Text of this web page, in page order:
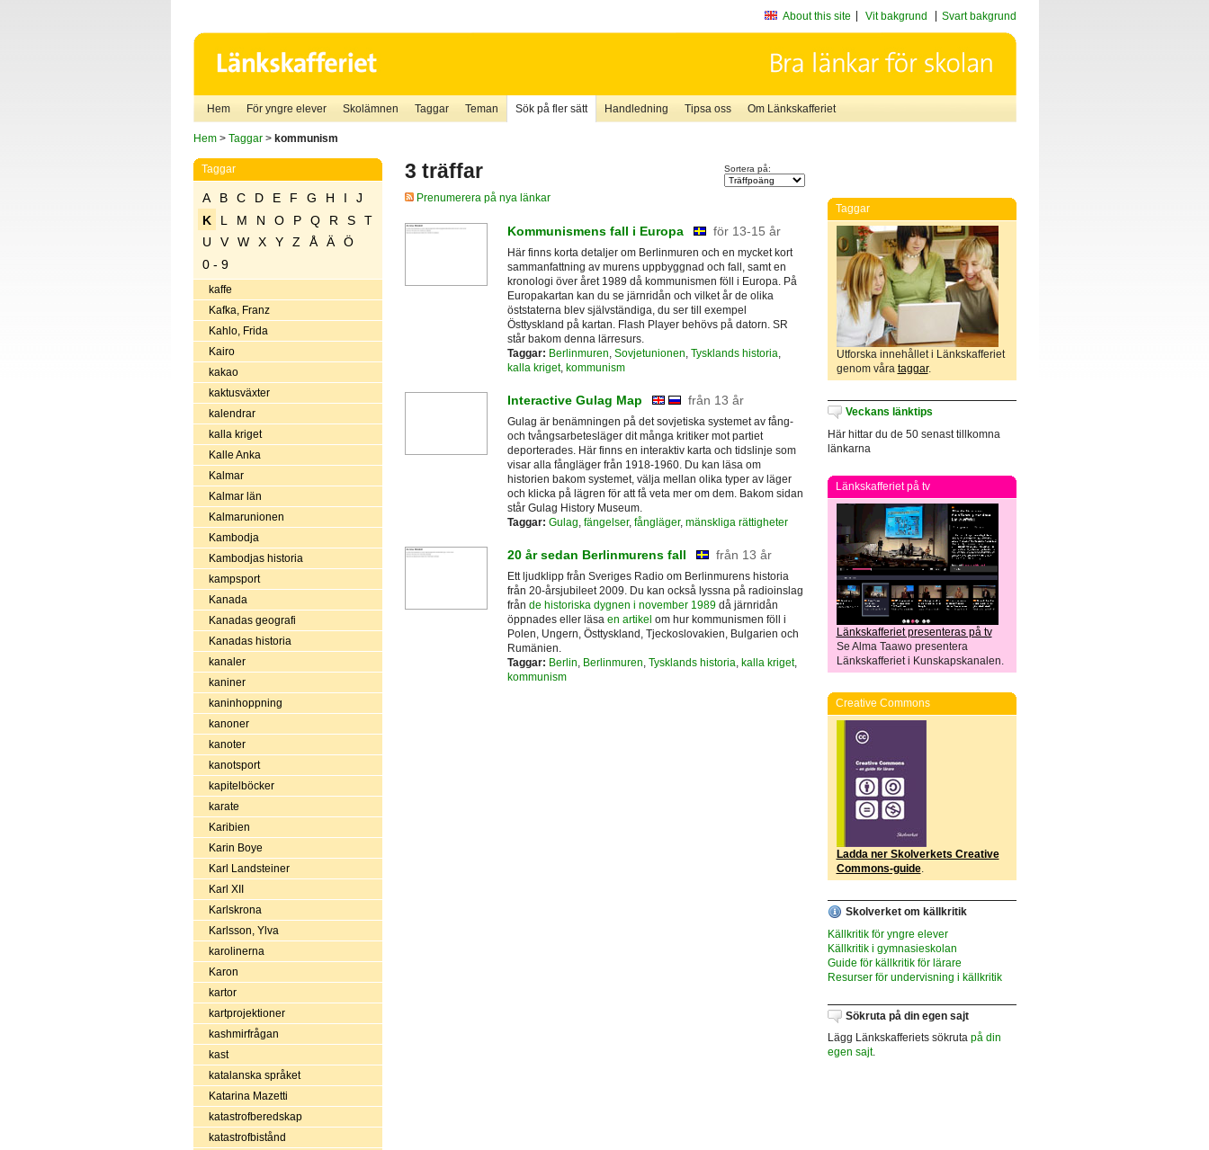
About this site Vit bakgrund Svart bakgrund
Hem För yngre elever Skolämnen Taggar Teman Sök på fler sätt Handledning Tipsa oss Om Länkskafferiet
Hem> Taggar> kommunism
Taggar
A B C D E F G H I
J
K
L M N O P Q R S
T
U
V W X Y Z Å Ä
Ö
0 - 9
kaffe
Kafka, Franz
Kahlo, Frida
Kairo
kakao
kaktusväxter
kalendrar
kalla kriget
Kalle Anka
Kalmar
Kalmar län
Kalmarunionen
Kambodja
Kambodjas historia
kampsport
Kanada
Kanadas geografi
Kanadas historia
kanaler
kaniner
kaninhoppning
kanoner
kanoter
kanotsport
kapitelböcker
karate
Karibien
Karin Boye
Karl Landsteiner
Karl XII
Karlskrona
Karlsson, Ylva
karolinerna
Karon
kartor
kartprojektioner
kashmirfrågan
kast
katalanska språket
Katarina Mazetti
katastrofberedskap
katastrofbistånd
3 träffar Sortera på:
Prenumerera på nya länkar
Kommunismens fall i Europa för 13-15 år
Här finns korta detaljer om Berlinmuren och en mycket kort
sammanfattning av murens uppbyggnad och fall, samt en
kronologi över året 1989 då kommunismen föll i Europa. På
Europakartan kan du se järnridån och vilket år de olika
öststaterna blev självständiga, du ser till exempel
Östtyskland på kartan. Flash Player behövs på datorn. SR
står bakom denna lärresurs.
Taggar: Berlinmuren Sovjetunionen Tysklands historia
kalla kriget, kommunism
Interactive Gulag Map från 13 år
Gulag är benämningen på det sovjetiska systemet av fång-
och tvångsarbetesläger dit många kritiker mot partiet
deporterades. Här finns en interaktiv karta och tidslinje som
visar alla fångläger från 1918-1960. Du kan läsa om
historien bakom systemet, välja mellan olika typer av läger
och klicka på lägren för att få veta mer om dem. Bakom sidan
står Gulag History Museum.
Taggar: Gulag, fängelser, fångläger, mänskliga rättigheter
20 år sedan Berlinmurens fall från 13 år
Ett ljudklipp från Sveriges Radio om Berlinmurens historia
från 20-årsjubileet 2009. Du kan också lyssna på radioinslag
från de historiska dygnen i november 1989då järnridån
öppnades eller läsa en artikel om hur kommunismen föll i
Polen, Ungern, Östtyskland, Tjeckoslovakien, Bulgarien och
Rumänien.
Taggar: Berlin, Berlinmuren, Tysklands historia, kalla kriget,
kommunism
Taggar
Utforska innehållet i Länkskafferiet
genom våra taggar.
Veckans länktips
Här hittar du de 50 senast tillkomna
länkarna
Länkskafferiet på tv
Länkskafferiet presenteras på tv
Se Alma Taawo presentera
Länkskafferiet i Kunskapskanalen.
Creative Commons
Ladda ner Skolverkets Creative
Commons-guide.
Skolverket om källkritik
Källkritik för yngre elever
Källkritik i gymnasieskolan
Guide för källkritik för lärare
Resurser för undervisning i källkritik
Sökruta på din egen sajt
Lägg Länkskafferiets sökruta på din
egen sajt.